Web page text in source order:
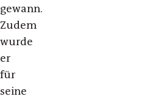
gewann.
Zudem
wurde
er
für
seine